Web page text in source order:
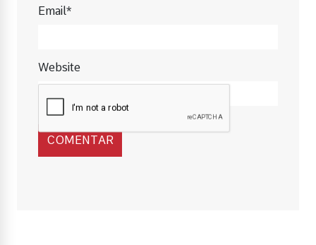
Email*
Website